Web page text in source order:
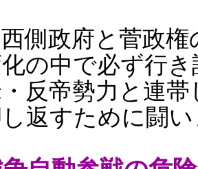
側政府と菅政権
の中で必ず行
反帝勢力と連
返すために闘